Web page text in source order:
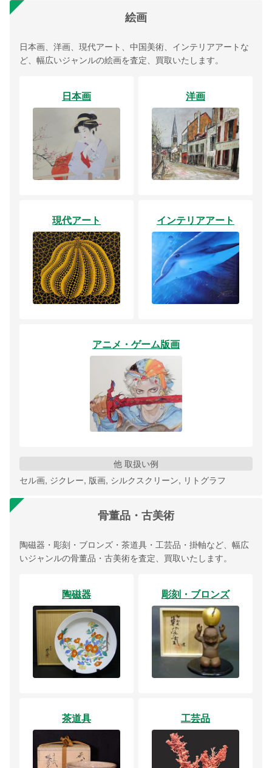
絵画
日本画、洋画、現代アート、中国美術、インテリアアートな
ど、幅広いジャンルの絵画を査定、買取いたします。
日本画 洋画
現代アート インテリアアート
アニメ・ゲーム版画
他 取扱い例
セル画, ジクレー, 版画, シルクスクリーン, リトグラフ
骨董品・古美術
陶磁器・彫刻・ブロンズ・茶道具・工芸品・掛軸など、幅広
いジャンルの骨董品・古美術を査定、買取いたします。
陶磁器 彫刻・ブロンズ
茶道具 工芸品